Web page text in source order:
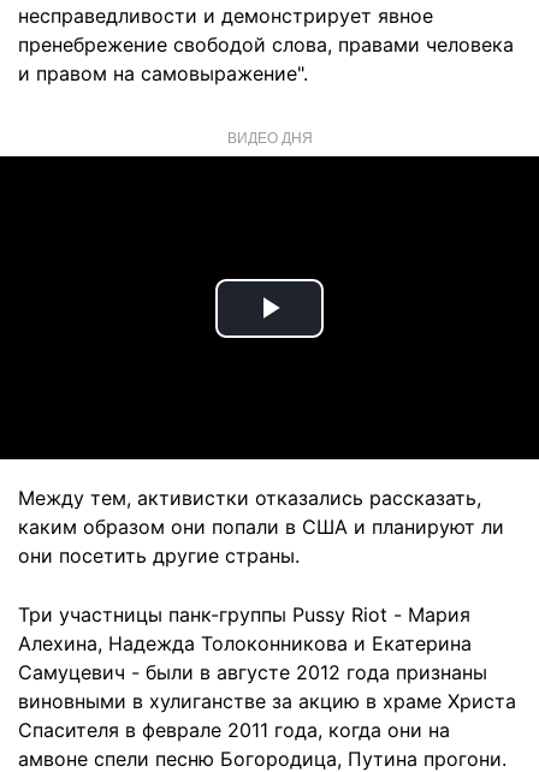
несправедливости и демонстрирует явное
пренебрежение свободой слова, правами человека
и правом на самовыражение".
ВИДЕО ДНЯ
Play
Между тем, активистки отказались рассказать,
каким образом они попали в США и планируют ли
они посетить другие страны.
Три участницы панк-группы Pussy Riot - Мария
Алехина, Надежда Толоконникова и Екатерина
Самуцевич - были в августе 2012 года признаны
виновными в хулиганстве за акцию в храме Христа
Спасителя в феврале 2011 года, когда они на
амвоне спели песню Богородица, Путина прогони.